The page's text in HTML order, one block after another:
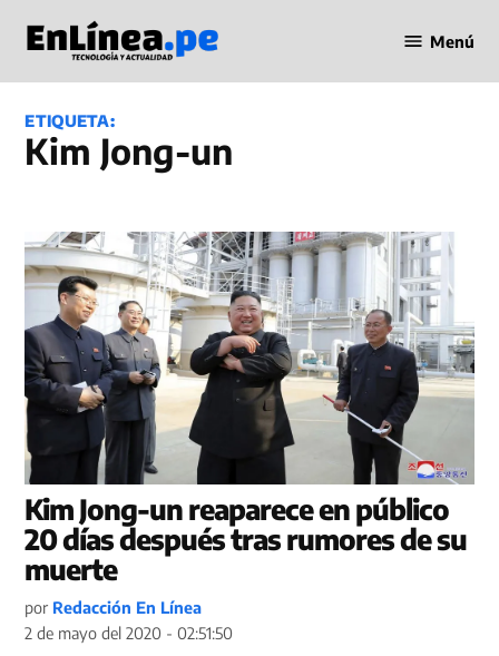
contenido
en Línea
Menú
ETIQUETA:
Kim Jong-un
Kim Jong-un reaparece en público
20 días después tras rumores de su
muerte
por Redacción En Línea
2 de mayo del 2020 - 02:51:50